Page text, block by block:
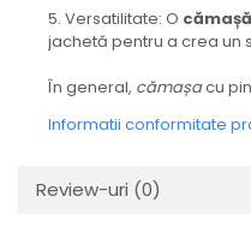
5. Versatilitate: O cămașă
jachetă pentru a crea un
În general, cămașacu
Informatii conformitate
Review-uri (0)